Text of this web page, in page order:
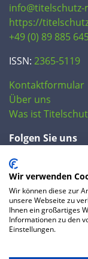
info@titelschutz-
https://
+49 (0) 89 885
ISSN: 2365-5119
Kontaktformular
Über uns
Was ist
Folgen Sie uns
Wir verwenden
Wir können diese zur
unsere Webseite zu
Ihnen ein großartiges
Informationen zu den
Einstellungen.